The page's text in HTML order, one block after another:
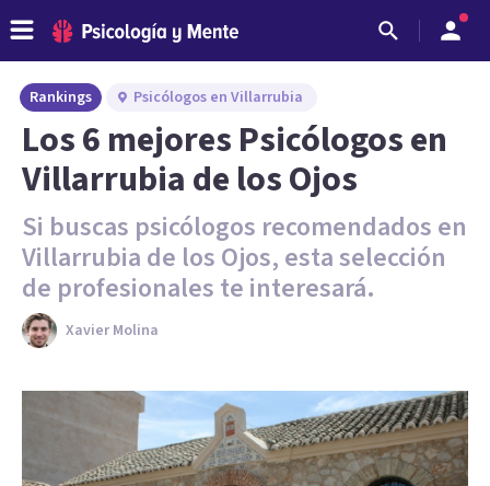
Rankings Psicólogos en Villarrubia
Los 6 mejores Psicólogos en
Villarrubia de los Ojos
Si buscas psicólogos recomendados en
Villarrubia de los Ojos, esta selección
de profesionales te interesará.
Xavier Molina